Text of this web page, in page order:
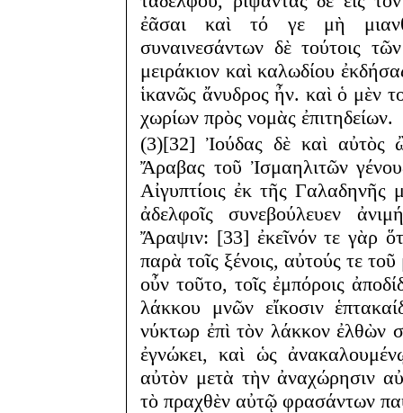
ἐᾶσαι καὶ τό γε μὴ
συναινεσάντων δὲ τούτοις
μειράκιον καὶ καλωδίου
ἱκανῶς ἄνυδρος ἦν. καὶ ὁ μὲν
χωρίων πρὸς νομὰς ἐπιτηδείων.
(3)[32] Ἰούδας δὲ καὶ αὐτὸς
Ἄραβας τοῦ Ἰσμαηλιτῶν
Αἰγυπτίοις ἐκ τῆς
ἀδελφοῖς συνεβούλευεν
Ἄραψιν: [33] ἐκεῖνόν τε γὰρ
παρὰ τοῖς ξένοις, αὐτούς τε
οὖν τοῦτο, τοῖς ἐμπόροις
λάκκου μνῶν εἴκοσιν
νύκτωρ ἐπὶ τὸν λάκκον ἐλθὼν
ἐγνώκει, καὶ ὡς
αὐτὸν μετὰ τὴν ἀναχώρησιν
τὸ πραχθὲν αὐτῷ φρασάντων